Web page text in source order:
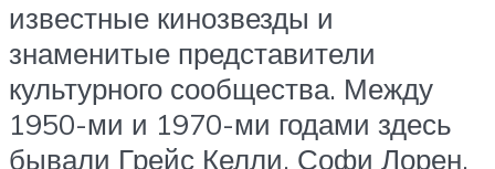
известные кинозвезды и
знаменитые представители
культурного сообщества. Между
1950-ми и 1970-ми годами здесь
бывали Грейс Келли, Софи Лорен,